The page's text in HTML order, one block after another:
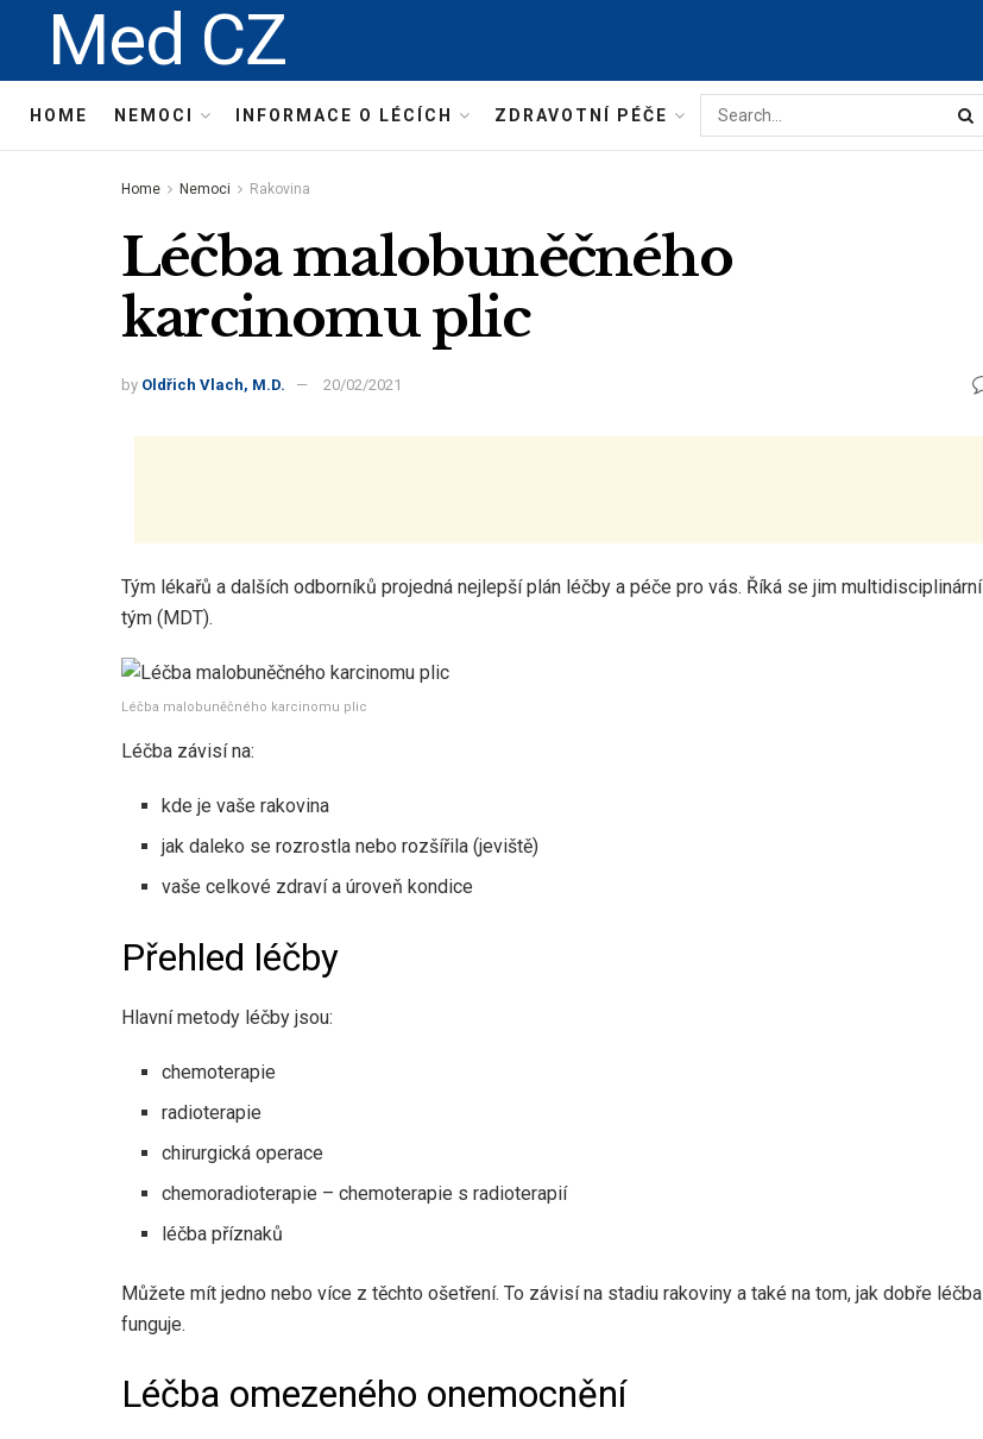
Med CZ
HOME NEMOCI INFORMACE O LÉCÍCH ZDRAVOTNÍ PÉČE
Home Nemoci Rakovina
Léčba malobuněčného
karcinomu plic
by Oldřich Vlach, M.D. 20/02/2021
Tým lékařů a dalších odborníků projedná nejlepší plán léčby a péče pro vás. Říká se jim multidisciplinární
tým (MDT).
Léčba malobuněčného karcinomu plic
Léčba závisí na:
kde je vaše rakovina
jak daleko se rozrostla nebo rozšířila (jeviště)
vaše celkové zdraví a úroveň kondice
Přehled léčby
Hlavní metody léčby jsou:
chemoterapie
radioterapie
chirurgická operace
chemoradioterapie – chemoterapie s radioterapií
léčba příznaků
Můžete mít jedno nebo více z těchto ošetření. To závisí na stadiu rakoviny a také na tom, jak dobře léčba
funguje.
Léčba omezeného onemocnění